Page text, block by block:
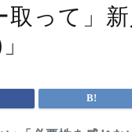
って」